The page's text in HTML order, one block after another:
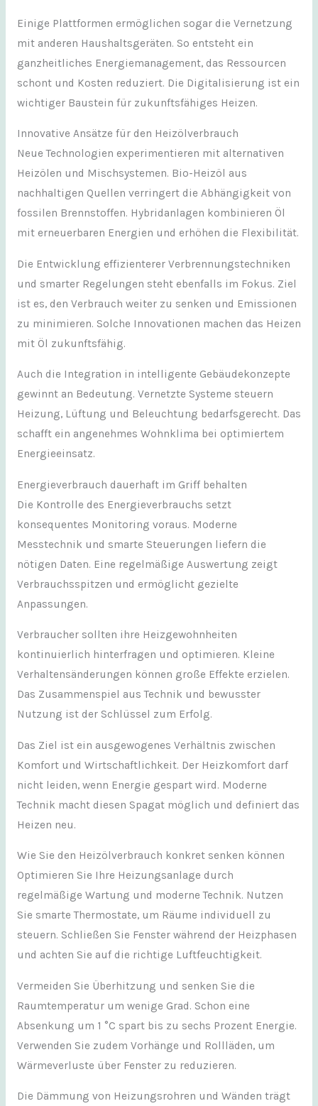
Einige Plattformen ermöglichen sogar die Vernetzung
mit anderen Haushaltsgeräten. So entsteht ein
ganzheitliches Energiemanagement, das Ressourcen
schont und Kosten reduziert. Die Digitalisierung ist ein
wichtiger Baustein für zukunftsfähiges Heizen.
Innovative Ansätze für den Heizölverbrauch
Neue Technologien experimentieren mit alternativen
Heizölen und Mischsystemen. Bio-Heizöl aus
nachhaltigen Quellen verringert die Abhängigkeit von
fossilen Brennstoffen. Hybridanlagen kombinieren Öl
mit erneuerbaren Energien und erhöhen die Flexibilität.
Die Entwicklung effizienterer Verbrennungstechniken
und smarter Regelungen steht ebenfalls im Fokus. Ziel
ist es, den Verbrauch weiter zu senken und Emissionen
zu minimieren. Solche Innovationen machen das Heizen
mit Öl zukunftsfähig.
Auch die Integration in intelligente Gebäudekonzepte
gewinnt an Bedeutung. Vernetzte Systeme steuern
Heizung, Lüftung und Beleuchtung bedarfsgerecht. Das
schafft ein angenehmes Wohnklima bei optimiertem
Energieeinsatz.
Energieverbrauch dauerhaft im Griff behalten
Die Kontrolle des Energieverbrauchs setzt
konsequentes Monitoring voraus. Moderne
Messtechnik und smarte Steuerungen liefern die
nötigen Daten. Eine regelmäßige Auswertung zeigt
Verbrauchsspitzen und ermöglicht gezielte
Anpassungen.
Verbraucher sollten ihre Heizgewohnheiten
kontinuierlich hinterfragen und optimieren. Kleine
Verhaltensänderungen können große Effekte erzielen.
Das Zusammenspiel aus Technik und bewusster
Nutzung ist der Schlüssel zum Erfolg.
Das Ziel ist ein ausgewogenes Verhältnis zwischen
Komfort und Wirtschaftlichkeit. Der Heizkomfort darf
nicht leiden, wenn Energie gespart wird. Moderne
Technik macht diesen Spagat möglich und definiert das
Heizen neu.
Wie Sie den Heizölverbrauch konkret senken können
Optimieren Sie Ihre Heizungsanlage durch
regelmäßige Wartung und moderne Technik. Nutzen
Sie smarte Thermostate, um Räume individuell zu
steuern. Schließen Sie Fenster während der Heizphasen
und achten Sie auf die richtige Luftfeuchtigkeit.
Vermeiden Sie Überhitzung und senken Sie die
Raumtemperatur um wenige Grad. Schon eine
Absenkung um 1 °C spart bis zu sechs Prozent Energie.
Verwenden Sie zudem Vorhänge und Rollläden, um
Wärmeverluste über Fenster zu reduzieren.
Die Dämmung von Heizungsrohren und Wänden trägt